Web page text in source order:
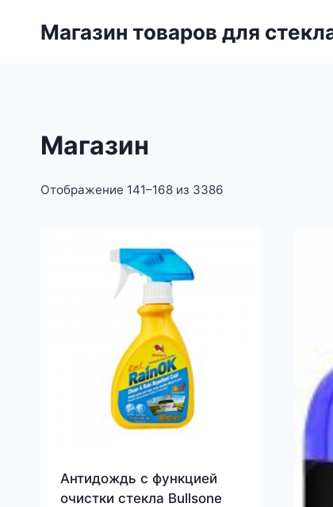
Магазин товаров для
Магазин
Отображение 141–168 из 3386
Антидождь с функцией
очистки стекла Bullsone